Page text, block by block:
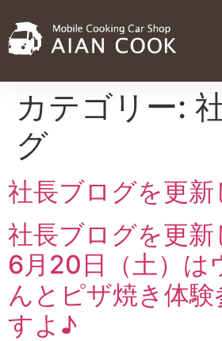
カテゴリー:
グ
社長ブログを更新
社長ブログを更新
6月20日（土）は
んとピザ焼き体験
すよ♪